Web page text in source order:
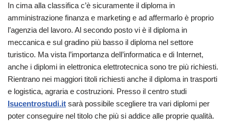
In cima alla classifica c’è sicuramente il diploma in
amministrazione finanza e marketing e ad affermarlo è proprio
l’agenzia del lavoro. Al secondo posto vi è il diploma in
meccanica e sul gradino più basso il diploma nel settore
turistico. Ma vista l’importanza dell’informatica e di Internet,
anche i diplomi in elettronica elettrotecnica sono tre più richiesti.
Rientrano nei maggiori titoli richiesti anche il diploma in trasporti
e logistica, agraria e costruzioni. Presso il centro studi
Isucentrostudi.it sarà possibile scegliere tra vari diplomi per
poter conseguire nel titolo che più si addice alle proprie qualità.